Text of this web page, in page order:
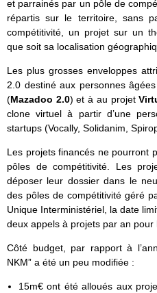
et parrainés par un pôle de
répartis sur le territoire, sans
compétitivité, un projet sur un
que soit sa localisation
Les plus grosses enveloppes
2.0 destiné aux personnes
(Mazadoo 2.0) et à au projet
clone virtuel à partir d’une
startups (Vocally, Solidanim,
Les projets financés ne pourront
pôles de compétitivité. Les
déposer leur dossier dans le
des pôles de compétitivité géré
Unique Interministériel, la date
deux appels à projets par an pour
Côté budget, par rapport à
NKM” a été un peu modifiée :
15m€ ont été alloués aux